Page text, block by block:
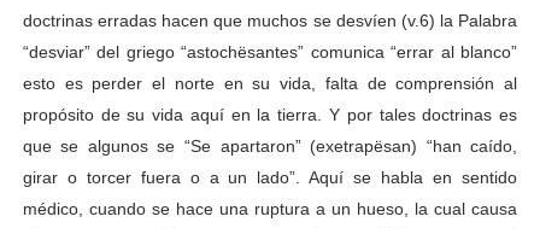
doctrinas erradas hacen que muchos se desvíen (v.6) la Palabra
“desviar” del griego “astochësantes” comunica “errar al blanco”
esto es perder el norte en su vida, falta de comprensión al
propósito de su vida aquí en la tierra. Y por tales doctrinas es
que se algunos se “Se apartaron” (exetrapësan) “han caído,
girar o torcer fuera o a un lado”. Aquí se habla en sentido
médico, cuando se hace una ruptura a un hueso, la cual causa